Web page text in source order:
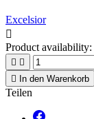
Excelsior

Product availability:
 
 In den Warenkorb
Teilen